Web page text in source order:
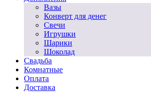
Вазы
Конверт для денег
Свечи
Игрушки
Шарики
Шоколад
Свадьба
Комнатные
Оплата
Доставка